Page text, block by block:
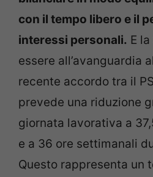
con il tempo libero e il
interessi personali. E
essere all’avanguardia
recente accordo tra il
prevede una riduzione
giornata lavorativa a
e a 36 ore settimanali
Questo rappresenta un